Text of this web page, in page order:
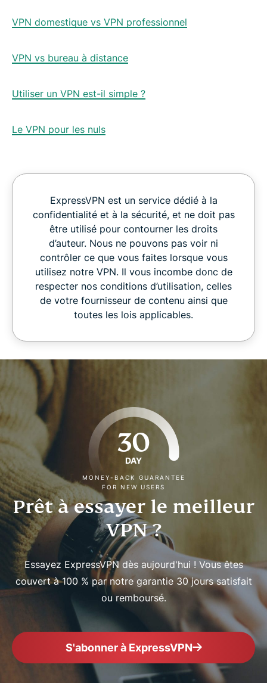
VPN domestique vs VPN professionnel
VPN vs bureau à distance
Utiliser un VPN est-il simple ?
Le VPN pour les nuls
ExpressVPN est un service dédié à la
confidentialité et à la sécurité, et ne doit pas
être utilisé pour contourner les droits
d’auteur. Nous ne pouvons pas voir ni
contrôler ce que vous faites lorsque vous
utilisez notre VPN. Il vous incombe donc de
respecter nos conditions d’utilisation, celles
de votre fournisseur de contenu ainsi que
toutes les lois applicables.
30
DAY
MONEY-BACK GUARANTEE
FOR NEW USERS
Prêt à essayer le meilleur
VPN ?
Essayez ExpressVPN dès aujourd'hui ! Vous êtes
couvert à 100 % par notre garantie 30 jours satisfait
ou remboursé.
S'abonner à ExpressVPN